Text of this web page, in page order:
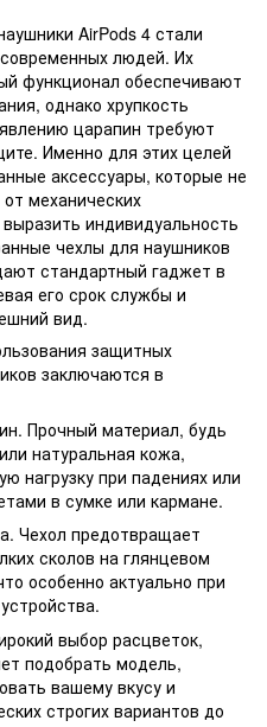
AirPods 4 стали
людей. Их
функционал обеспечивают
однако хрупкость
царапин требуют
Именно для этих целей
аксессуары, которые не
механических
индивидуальность
чехлы для наушников
стандартный гаджет в
его срок службы и
вид.
защитных
заключаются в
Прочный материал, будь
натуральная кожа,
нагрузку при падениях или
в сумке или кармане.
Чехол предотвращает
сколов на глянцевом
особенно актуально при
выбор расцветок,
подобрать модель,
вашему вкусу и
строгих вариантов до